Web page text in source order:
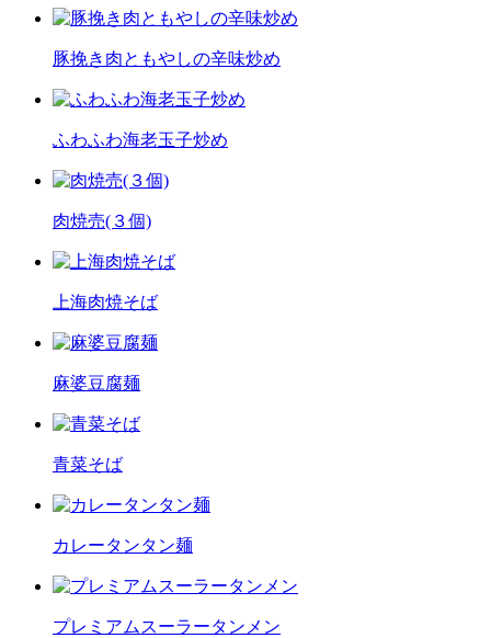
豚挽き肉ともやしの辛味炒め
ふわふわ海老玉子炒め
肉焼売(３個)
上海肉焼そば
麻婆豆腐麺
青菜そば
カレータンタン麺
プレミアムスーラータンメン